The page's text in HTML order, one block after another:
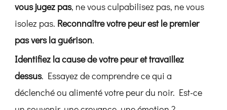
vous jugez pas, ne vous culpabilisez pas, ne vous
isolez pas. Reconnaître votre peur est le premier
pas vers la guérison.
Identifiez la cause de votre peur et travaillez
dessus. Essayez de comprendre ce qui a
déclenché ou alimenté votre peur du noir. Est-ce